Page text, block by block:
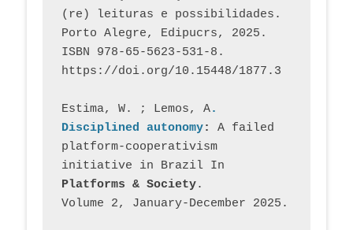
(re) leituras e possibilidades.
Porto Alegre, Edipucrs, 2025.
ISBN 978-65-5623-531-8.
https://doi.org/10.15448/1877.3
Estima, W. ; Lemos, A.
Disciplined autonomy: A failed
platform-cooperativism
initiative in Brazil In
Platforms & Society.
Volume 2, January-December 2025.